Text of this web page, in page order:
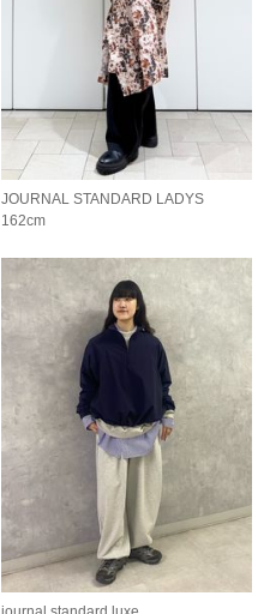
JOURNAL STANDARD LADYS
162cm